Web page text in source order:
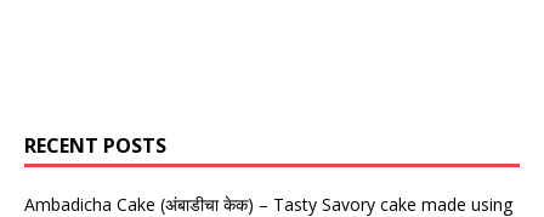
RECENT POSTS
Ambadicha Cake (अंबाडीचा केक) – Tasty Savory cake made using